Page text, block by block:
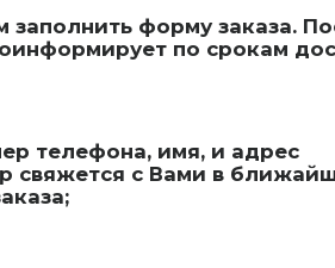
форму заказа.
по срокам
телефона, имя, и адрес
свяжется с Вами в